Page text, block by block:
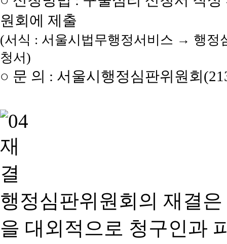
원회에 제출
(서식 : 서울시법무행정서비스 → 행
청서)
○ 문 의 : 서울시행정심판위원회
행정심판위원회의 재결
을 대외적으로 청구인과